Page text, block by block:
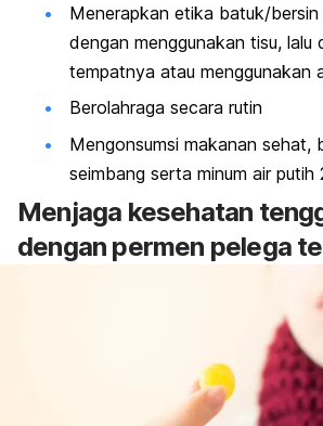
Menerapkan etika batuk/
dengan menggunakan tisu, lalu
tempatnya atau menggunakan
Berolahraga secara rutin
Mengonsumsi makanan sehat,
seimbang serta minum air putih
Menjaga kesehatan
dengan permen pelega